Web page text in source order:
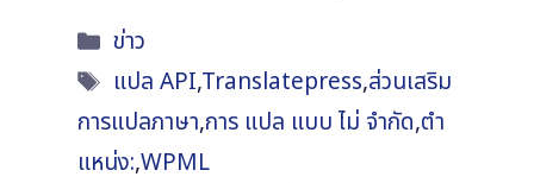
หมวด
หมู่
ข่าว
ป้า
ยกํา
กับ
แปล API,Translatepress,ส่วนเสริม
การแปลภาษา,การ แปล แบบ ไม่ จํากัด,ตํา
แหน่ง:,WPML